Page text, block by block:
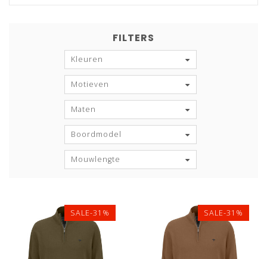
FILTERS
Kleuren
Motieven
Maten
Boordmodel
Mouwlengte
SALE-31% SALE-31%